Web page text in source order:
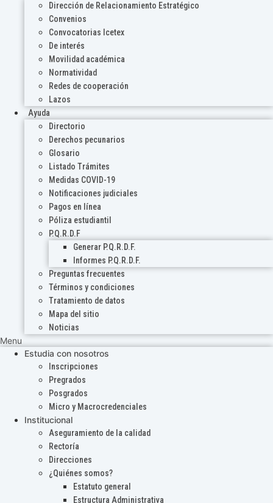
Dirección de Relacionamiento Estratégico
Convenios
Convocatorias Icetex
De interés
Movilidad académica
Normatividad
Redes de cooperación
Lazos
Ayuda
Directorio
Derechos pecunarios
Glosario
Listado Trámites
Medidas COVID-19
Notificaciones judiciales
Pagos en línea
Póliza estudiantil
P.Q.R.D.F
Generar P.Q.R.D.F.
Informes P.Q.R.D.F.
Preguntas frecuentes
Términos y condiciones
Tratamiento de datos
Mapa del sitio
Noticias
Menu
Estudia con nosotros
Inscripciones
Pregrados
Posgrados
Micro y Macrocredenciales
Institucional
Aseguramiento de la calidad
Rectoría
Direcciones
¿Quiénes somos?
Estatuto general
Estructura Administrativa